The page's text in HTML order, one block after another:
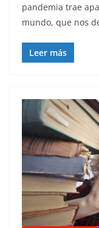
pandemia trae
mundo, que nos
Leer más